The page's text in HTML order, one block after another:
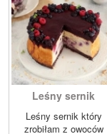
Leśny sernik
Leśny sernik który
zrobiłam z owoców